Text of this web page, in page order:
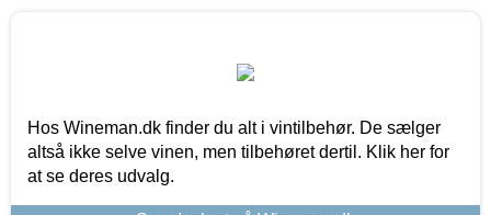
Hos Wineman.dk finder du alt i vintilbehør. De sælger
altså ikke selve vinen, men tilbehøret dertil. Klik her for
at se deres udvalg.